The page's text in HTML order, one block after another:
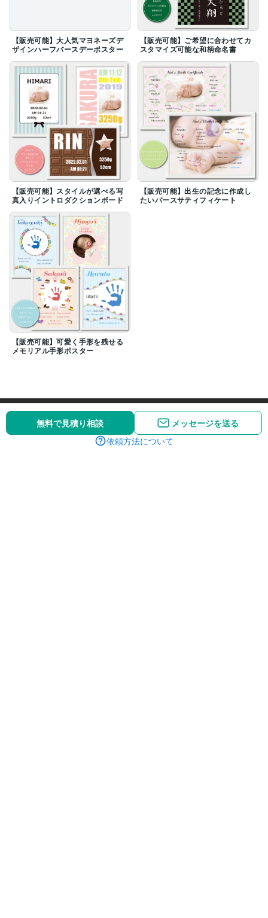
無料で見積り相談
メッセージを送る
依頼方法について
【販売可能】大人気マヨネーズデ
ザインハーフバースデーポスター
【販売可能】ご希望に合わせてカ
スタマイズ可能な和柄命名書
【販売可能】スタイルが選べる写
真入りイントロダクションボード
【販売可能】出生の記念に作成し
たいバースサティフィケート
【販売可能】可愛く手形を残せる
メモリアル手形ポスター